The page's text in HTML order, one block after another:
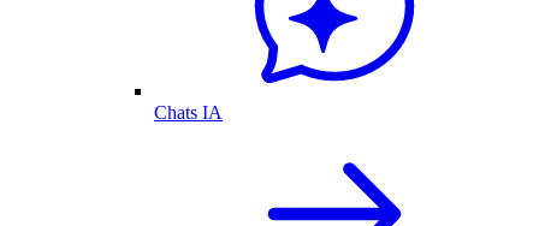
Chats IA